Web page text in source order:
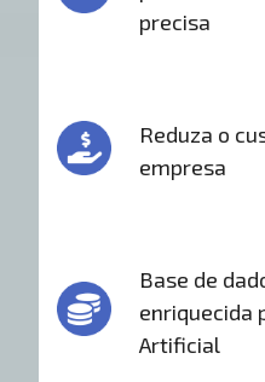
precisa
Reduza o
empresa
Base de
enriquecida
Artificial